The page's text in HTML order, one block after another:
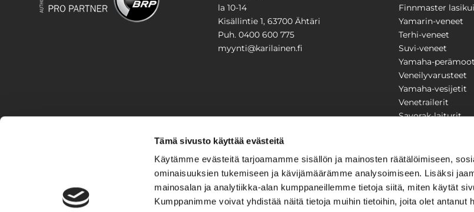
Tämä sivusto käyttää evästeitä
Käytämme evästeitä tarjoamamme sisällön ja mainosten räätälöimiseen,
ominaisuuksien tukemiseen ja kävijämäärämme analysoimiseen. Lisäksi
mainosalan ja analytiikka-alan kumppaneillemme tietoja siitä, miten käytät
Kumppanimme voivat yhdistää näitä tietoja muihin tietoihin, joita olet antanut
la 10-14
Kisällintie 1, 63700 Ähtäri
Puh. 0400 600 775
myynti@karilainen.fi
Finnmaster
Yamarin-veneet
Terhi-veneet
Suvi-veneet
Yamaha-
Veneilyvarusteet
Yamaha-vesijetit
Venetrailerit
Savorak-laiturit
PIHA & PUUTARHA
Stiga
VAIHTOLAITTEET
Veneet
Yritysesittely
Yhteystiedot
Huolto ja
Ajankohtaista